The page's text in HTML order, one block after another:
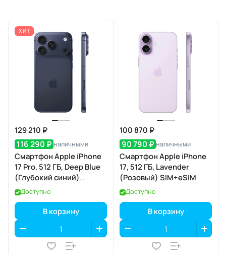
ХИТ
129 210 ₽
116 290 ₽ наличными
Смартфон Apple iPhone
17 Pro, 512 ГБ, Deep Blue
(Глубокий синий)
SIM+eSIM
Доступно
В корзину
100 870 ₽
90 790 ₽ наличными
Смартфон Apple iPhone
17, 512 ГБ, Lavender
(Розовый) SIM+eSIM
Доступно
В корзину